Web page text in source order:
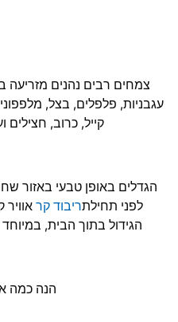
צמחים רבים נהנים מזריעה
עגבניות, פלפלים, בצל,
קייל, כרוב, חצילים
הגדלים באופן טבעי באזור
ריבוד קרלפני תחילת
הגידול בתוך הבית,
הנה כמה